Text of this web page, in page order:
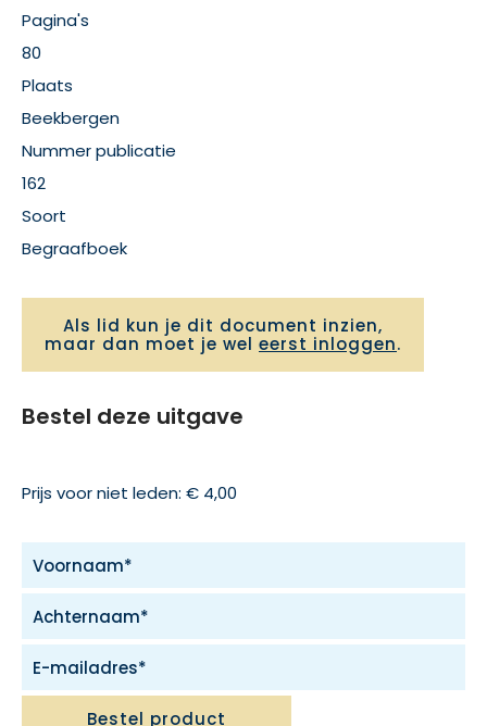
Pagina's
80
Plaats
Beekbergen
Nummer publicatie
162
Soort
Begraafboek
Als lid kun je dit document inzien,
maar dan moet je wel eerst inloggen.
Bestel deze uitgave
Prijs voor niet leden: € 4,00
Bestel product